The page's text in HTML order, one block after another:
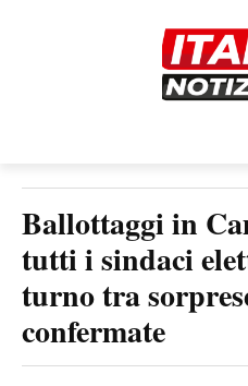
Ballottaggi in
tutti i sindaci
turno tra
confermate